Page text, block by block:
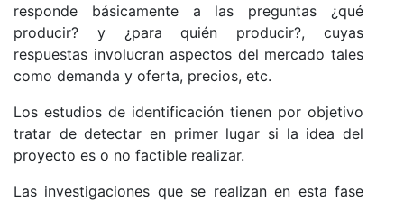
responde básicamente a las preguntas ¿qué
producir? y ¿para quién producir?, cuyas
respuestas involucran aspectos del mercado tales
como demanda y oferta, precios, etc.
Los estudios de identificación tienen por objetivo
tratar de detectar en primer lugar si la idea del
proyecto es o no factible realizar.
Las investigaciones que se realizan en esta fase